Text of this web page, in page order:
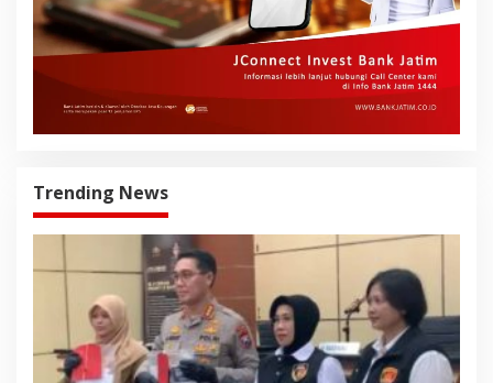
Trending News